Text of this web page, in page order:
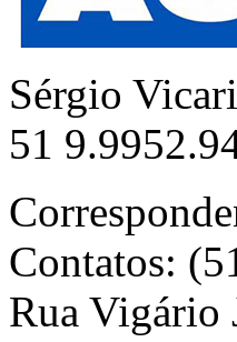
Sérgio Vicari
51
Contatos:
Rua Vigário